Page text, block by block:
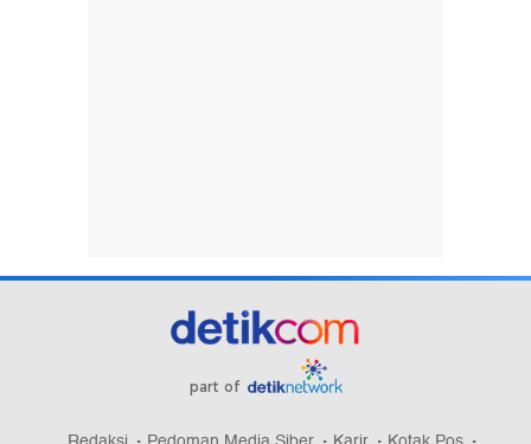
part of